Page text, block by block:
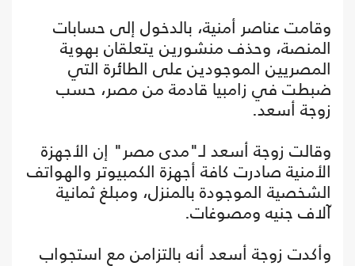
وقامت عناصر أمنية، بالدخول إلى حسابات
المنصة، وحذف منشورين يتعلقان بهوية
المصريين الموجودين على الطائرة التي
ضبطت في زامبيا قادمة من مصر، حسب
زوجة أسعد.
وقالت زوجة أسعد لـ"مدى مصر" إن الأجهزة
الأمنية صادرت كافة أجهزة الكمبيوتر والهواتف
الشخصية الموجودة بالمنزل، ومبلغ ثمانية
آلاف جنيه ومصوغات.
وأكدت زوجة أسعد أنه بالتزامن مع استجواب